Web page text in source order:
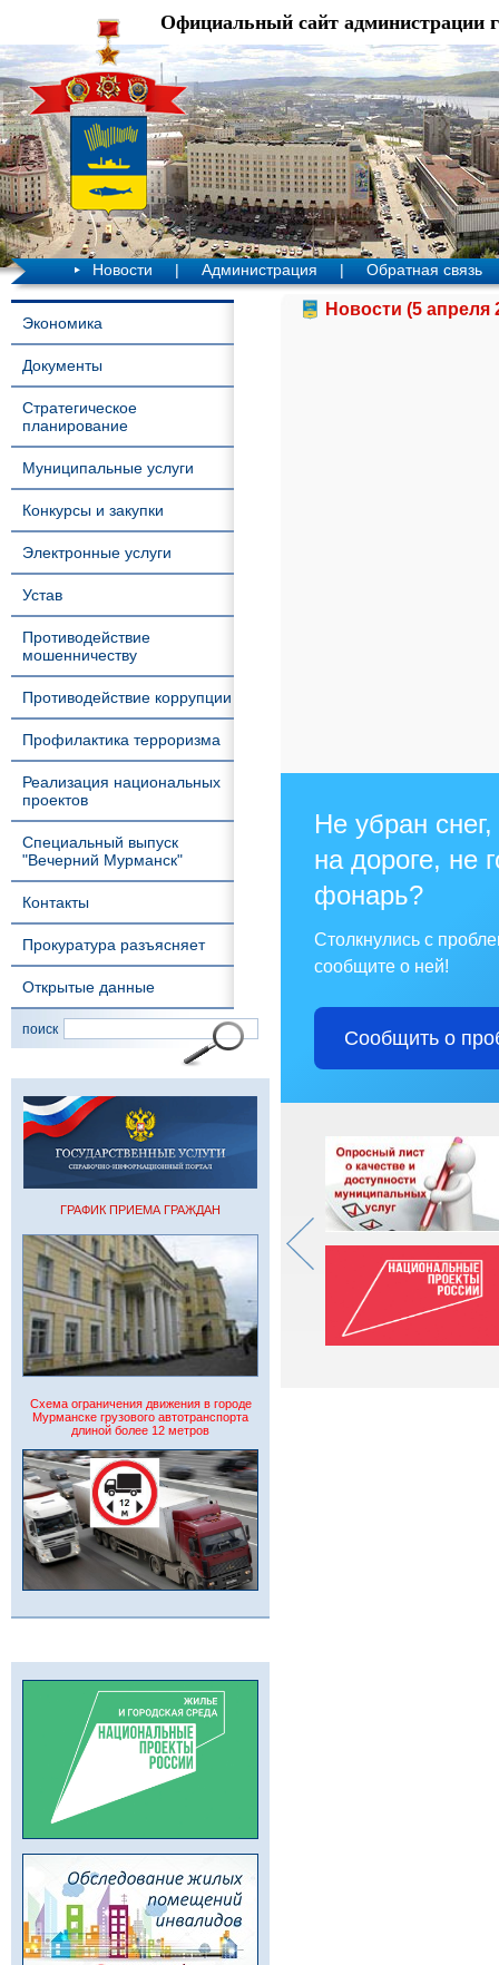
Официальный сайт администрации
Новости | Администрация | Обратная связь
Экономика
Документы
Стратегическое
планирование
Муниципальные услуги
Конкурсы и закупки
Электронные услуги
Устав
Противодействие
мошенничеству
Противодействие коррупции
Профилактика терроризма
Реализация национальных
проектов
Специальный выпуск
"Вечерний Мурманск"
Контакты
Прокуратура разъясняет
Открытые данные
поиск
ГРАФИК ПРИЕМА ГРАЖДАН
Схема ограничения движения в городе
Мурманске грузового автотранспорта
длиной более 12 метров
Новости (5 апреля
Не убран
на дороге, не
фонарь?
Столкнулись с
сообщите о ней!
Сообщить о